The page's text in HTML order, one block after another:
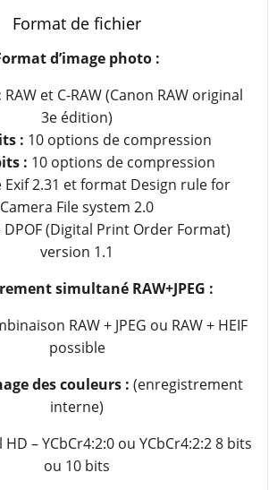
Format de fichier
d’image photo :
RAW et C-RAW (Canon RAW original
3e édition)
: 10 options de compression
: 10 options de compression
Exif 2.31 et format Design rule for
Camera File system 2.0
(Digital Print Order Format)
version 1.1
simultané RAW+JPEG :
RAW + JPEG ou RAW + HEIF
possible
des couleurs : (enregistrement
interne)
– YCbCr4:2:0 ou YCbCr4:2:2 8 bits
ou 10 bits